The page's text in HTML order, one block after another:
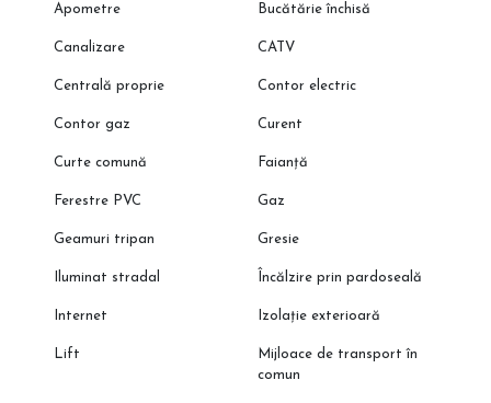
Apometre Bucătărie închisă
Canalizare CATV
Centrală proprie Contor electric
Contor gaz Curent
Curte comună Faianță
Ferestre PVC Gaz
Geamuri tripan Gresie
Iluminat stradal Încălzire prin pardoseală
Internet Izolație exterioară
Lift
Mijloace de transport în
comun